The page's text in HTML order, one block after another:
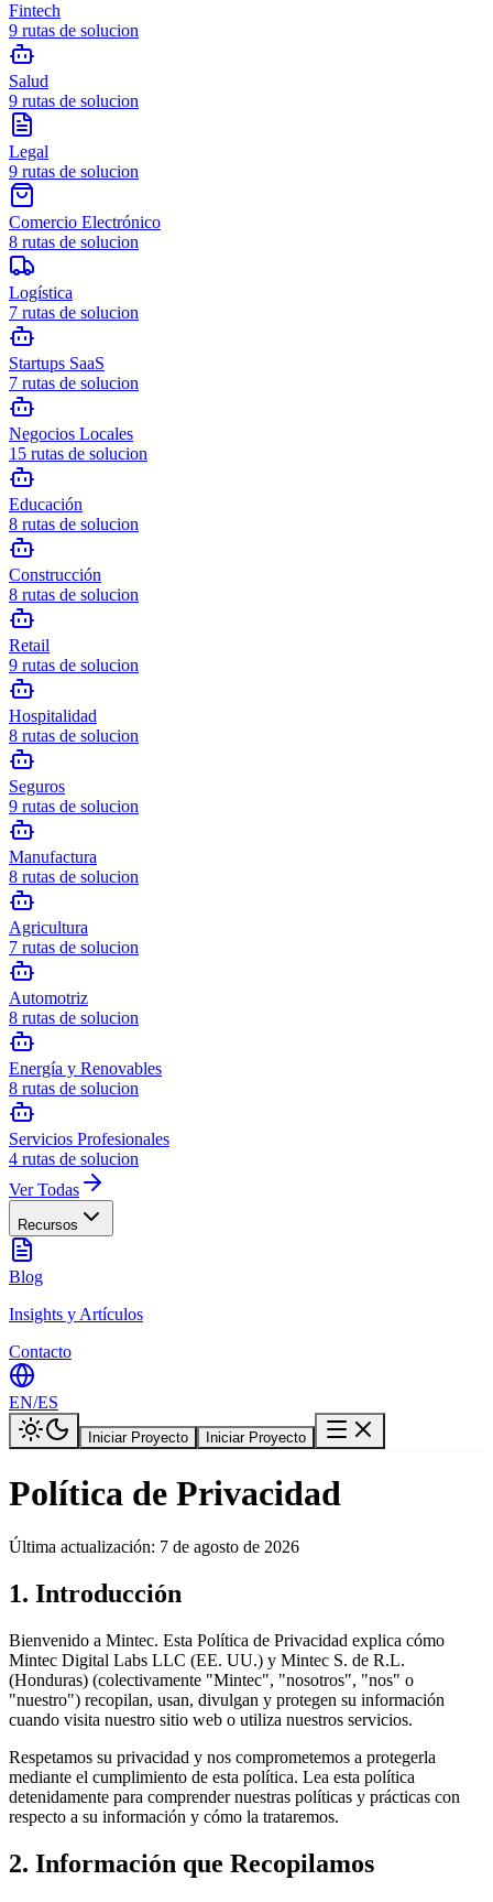
Fintech
9 rutas de solucion
Salud
9 rutas de solucion
Legal
9 rutas de solucion
Comercio Electrónico
8 rutas de solucion
Logística
7 rutas de solucion
Startups SaaS
7 rutas de solucion
Negocios Locales
15 rutas de solucion
Educación
8 rutas de solucion
Construcción
8 rutas de solucion
Retail
9 rutas de solucion
Hospitalidad
8 rutas de solucion
Seguros
9 rutas de solucion
Manufactura
8 rutas de solucion
Agricultura
7 rutas de solucion
Automotriz
8 rutas de solucion
Energía y Renovables
8 rutas de solucion
Servicios Profesionales
4 rutas de solucion
Ver Todas
Recursos
Blog
Insights y Artículos
Contacto
EN/ES
Iniciar Proyecto Iniciar Proyecto
Política de Privacidad
Última actualización: 7 de agosto de 2026
1. Introducción
Bienvenido a Mintec. Esta Política de Privacidad explica cómo
Mintec Digital Labs LLC (EE. UU.) y Mintec S. de R.L.
(Honduras) (colectivamente "Mintec", "nosotros", "nos" o
"nuestro") recopilan, usan, divulgan y protegen su información
cuando visita nuestro sitio web o utiliza nuestros servicios.
Respetamos su privacidad y nos comprometemos a protegerla
mediante el cumplimiento de esta política. Lea esta política
detenidamente para comprender nuestras políticas y prácticas con
respecto a su información y cómo la trataremos.
2. Información que Recopilamos